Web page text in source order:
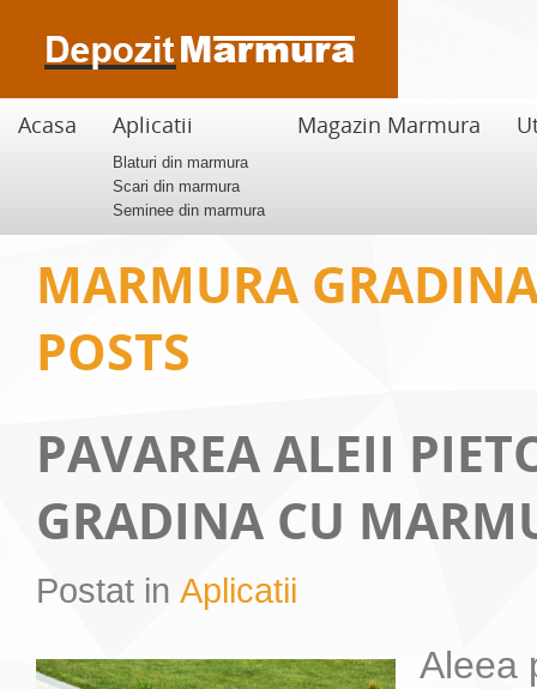
Acasa Aplicatii
Blaturi din marmura
Scari din marmura
Seminee din marmura
Magazin Marmura
Cum sa alegi piatra naturala potrivita pentru locuinta ta
MARMURA
POSTS
PAVAREA ALEII
GRADINA CU
Postat in Aplicatii
Aleea